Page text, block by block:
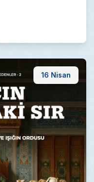
16 Nisan